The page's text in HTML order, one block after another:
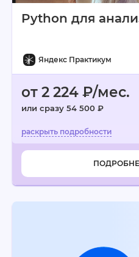
Python для
Яндекс Практикум
от 2 224 ₽/мес.
или сразу 54 500 ₽